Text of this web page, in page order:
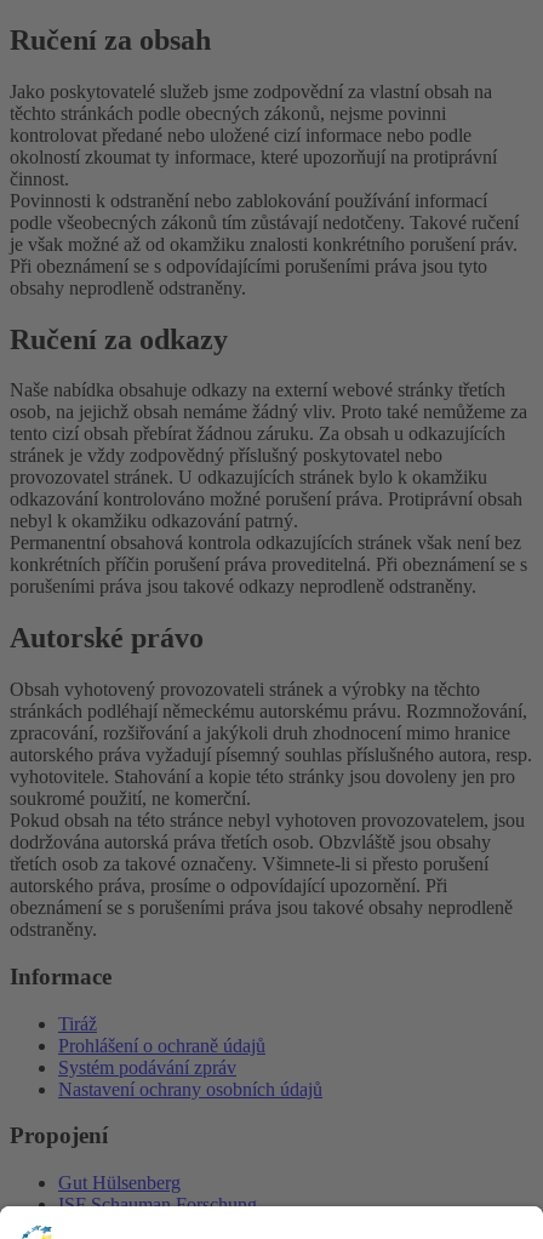
Ručení za obsah
Jako poskytovatelé služeb jsme zodpovědní za vlastní obsah na
těchto stránkách podle obecných zákonů, nejsme povinni
kontrolovat předané nebo uložené cizí informace nebo podle
okolností zkoumat ty informace, které upozorňují na protiprávní
činnost.
Povinnosti k odstranění nebo zablokování používání informací
podle všeobecných zákonů tím zůstávají nedotčeny. Takové ručení
je však možné až od okamžiku znalosti konkrétního porušení práv.
Při obeznámení se s odpovídajícími porušeními práva jsou tyto
obsahy neprodleně odstraněny.
Ručení za odkazy
Naše nabídka obsahuje odkazy na externí webové stránky třetích
osob, na jejichž obsah nemáme žádný vliv. Proto také nemůžeme za
tento cizí obsah přebírat žádnou záruku. Za obsah u odkazujících
stránek je vždy zodpovědný příslušný poskytovatel nebo
provozovatel stránek. U odkazujících stránek bylo k okamžiku
odkazování kontrolováno možné porušení práva. Protiprávní obsah
nebyl k okamžiku odkazování patrný.
Permanentní obsahová kontrola odkazujících stránek však není bez
konkrétních příčin porušení práva proveditelná. Při obeznámení se s
porušeními práva jsou takové odkazy neprodleně odstraněny.
Autorské právo
Obsah vyhotovený provozovateli stránek a výrobky na těchto
stránkách podléhají německému autorskému právu. Rozmnožování,
zpracování, rozšiřování a jakýkoli druh zhodnocení mimo hranice
autorského práva vyžadují písemný souhlas příslušného autora, resp.
vyhotovitele. Stahování a kopie této stránky jsou dovoleny jen pro
soukromé použití, ne komerční.
Pokud obsah na této stránce nebyl vyhotoven provozovatelem, jsou
dodržována autorská práva třetích osob. Obzvláště jsou obsahy
třetích osob za takové označeny. Všimnete-li si přesto porušení
autorského práva, prosíme o odpovídající upozornění. Při
obeznámení se s porušeními práva jsou takové obsahy neprodleně
odstraněny.
Informace
Tiráž
Prohlášení o ochraně údajů
Systém podávání zpráv
Nastavení ochrany osobních údajů
Propojení
Gut Hülsenberg
ISF Schauman Forschung